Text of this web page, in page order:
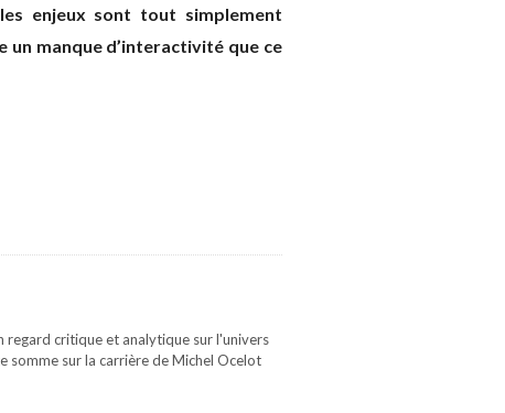
enjeux sont tout simplement
un manque d’interactivité que ce
regard critique et analytique sur l'univers
somme sur la carrière de Michel Ocelot